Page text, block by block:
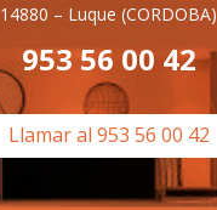
14880 – Luque (CORDOBA)
953 56 00 42
Llamar al 953 56 00 42